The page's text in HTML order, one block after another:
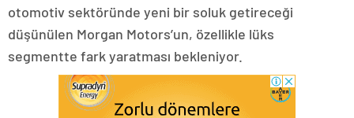
otomotiv sektöründe yeni bir soluk getireceği
düşünülen Morgan Motors’un, özellikle lüks
segmentte fark yaratması bekleniyor.